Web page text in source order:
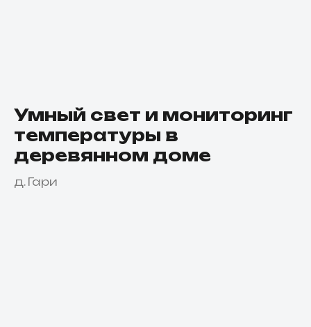
Умный свет и мониторинг
температуры в
деревянном доме
д. Гари